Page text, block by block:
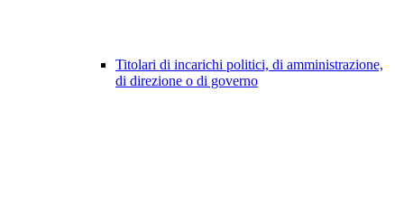
Titolari di incarichi politici, di amministrazione,
di direzione o di governo